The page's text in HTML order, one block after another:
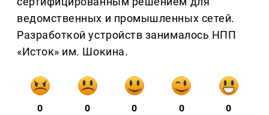
ведомственных и промышленных сетей.
Разработкой устройств занималось НПП
«Исток» им. Шокина.
0 0 0 0 0